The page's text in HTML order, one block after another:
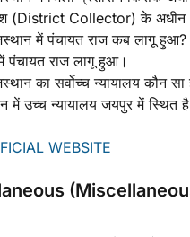
(District Collector) के
में पंचायत राज कब लागू हुआ?
पंचायत राज लागू हुआ।
का सर्वोच्च न्यायालय कौन सा
में उच्च न्यायालय जयपुर में स्थित
WEBSITE